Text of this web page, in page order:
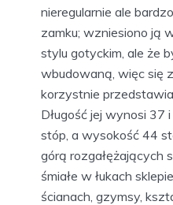
nieregularnie ale
zamku; wzniesiono ją
stylu gotyckim, ale że
wbudowaną, więc się
korzystnie
Długość jej wynosi 37
stóp, a wysokość 44
górą rozgałężających
śmiałe w łukach
ścianach, gzymsy,